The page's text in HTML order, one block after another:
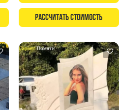
в форме креста
памятники
памятники
белого мрамора
памятники
в виде гитары
Рассчитать стоимость